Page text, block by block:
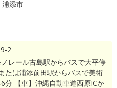
浦添市
2
ノレール古島駅からバスで大平停
たは浦添前田駅からバスで美術
分 【車】沖縄自動車道西原ICか